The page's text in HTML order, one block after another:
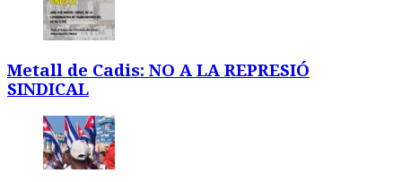
Metall de Cadis: NO A LA REPRESIÓ
SINDICAL